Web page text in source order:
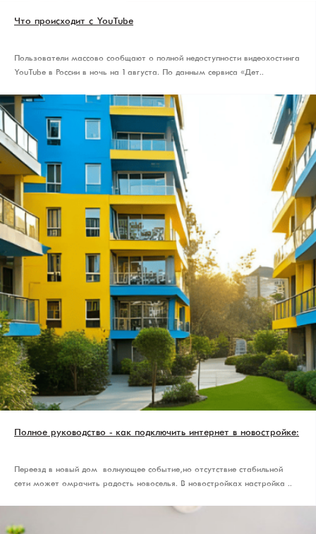
Что происходит с YouTube
Пользователи массово сообщают о полной недоступности видеохостинга
YouTube в России в ночь на 1 августа. По данным сервиса «Дет..
Полное руководство - как подключить интернет в новостройке:
Переезд в новый дом — волнующее событие, но отсутствие стабильной
сети может омрачить радость новоселья. В новостройках настройка ..